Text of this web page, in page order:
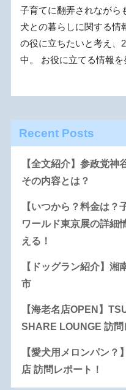
子育てに翻弄されながら
犬との暮らしに関する情
の役に立ちたいと考え、
中。 お役に立てる情報を
Recent Posts
【全文紹介】参政党
その内容とは？
【いつから？料金は？
ワールド東京展の詳細
える！
【ドッグラン紹介】
市
【海老名店OPEN】
SHARE LOUNGE 訪問
【愛犬用メロンパン
店 訪問レポート！